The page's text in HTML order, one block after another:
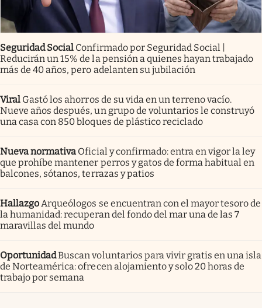
Seguridad Social Confirmado por Seguridad Social |
Reducirán un 15% de la pensión a quienes hayan trabajado
más de 40 años, pero adelanten su jubilación
Viral Gastó los ahorros de su vida en un terreno vacío.
Nueve años después, un grupo de voluntarios le construyó
una casa con 850 bloques de plástico reciclado
Nueva normativa Oficial y confirmado: entra en vigor la ley
que prohíbe mantener perros y gatos de forma habitual en
balcones, sótanos, terrazas y patios
Hallazgo Arqueólogos se encuentran con el mayor tesoro de
la humanidad: recuperan del fondo del mar una de las 7
maravillas del mundo
OportunidadBuscan voluntarios para vivir gratis en una isla
de Norteamérica: ofrecen alojamiento y solo 20 horas de
trabajo por semana